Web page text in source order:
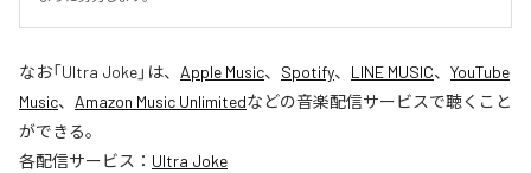
なお「Ultra Joke」は、 Apple Music、 Spotify、 LINE MUSIC、 YouTube
Music、 Amazon Music Unlimitedなどの音楽配信サービスで聴くこと
ができる。
各配信サービス： Ultra Joke